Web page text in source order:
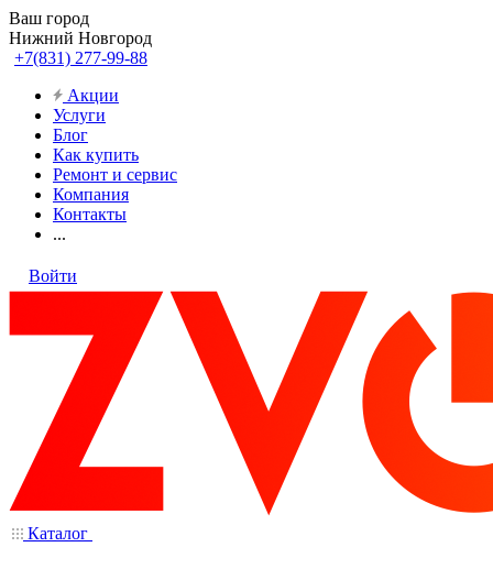
Ваш город
Нижний Новгород
+7(831) 277-99-88
Акции
Услуги
Блог
Как купить
Ремонт и сервис
Компания
Контакты
...
Войти
Каталог